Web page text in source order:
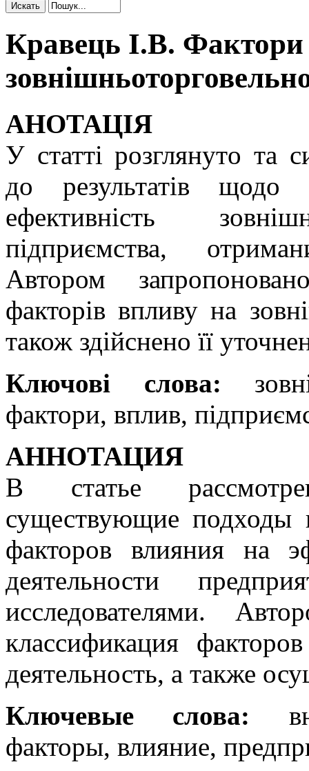
Кравець І.В. Фактори
АНОТАЦІЯ
У статті poзглянутo тa
дo результатів
ефективність
підприємства,
Автором
факторів впливу на
також здійснено її
Ключові слова:
фактори, вплив,
АННОТАЦИЯ
В статье
существующие подходы
факторов влияния на
деятельности
исследователями.
классификация
деятельность, а также
Ключевые слова:
факторы, влияние,